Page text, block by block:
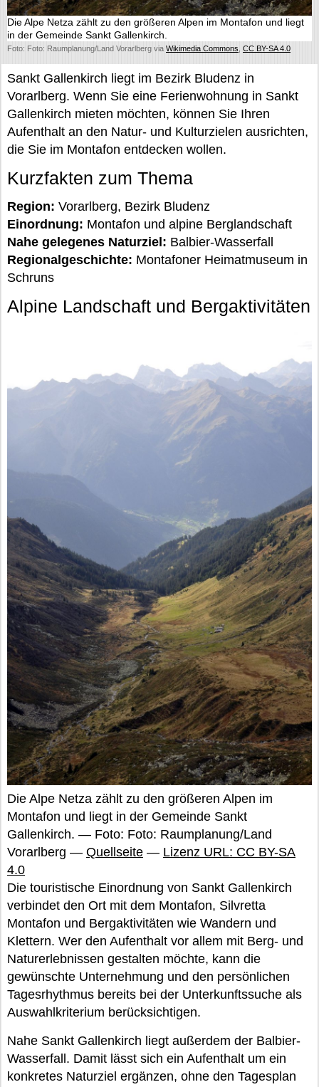
Die Alpe Netza zählt zu den größeren Alpen im Montafon und liegt
in der Gemeinde Sankt Gallenkirch.
Foto: Foto: Raumplanung/Land Vorarlberg via Wikimedia Commons CC BY-SA 4.0
Sankt Gallenkirch liegt im Bezirk Bludenz in
Vorarlberg. Wenn Sie eine Ferienwohnung in Sankt
Gallenkirch mieten möchten, können Sie Ihren
Aufenthalt an den Natur- und Kulturzielen ausrichten,
die Sie im Montafon entdecken wollen.
Kurzfakten zum Thema
Region: Vorarlberg, Bezirk Bludenz
Einordnung: Montafon und alpine Berglandschaft
Nahe gelegenes Naturziel: Balbier-Wasserfall
Regionalgeschichte: Montafoner Heimatmuseum in
Schruns
Alpine Landschaft und Bergaktivitäten
Die Alpe Netza zählt zu den größeren Alpen im
Montafon und liegt in der Gemeinde Sankt
Gallenkirch. — Foto: Foto: Raumplanung/Land
Vorarlberg — Quellseite — Lizenz URL: CC BY-SA
4.0
Die touristische Einordnung von Sankt Gallenkirch
verbindet den Ort mit dem Montafon, Silvretta
Montafon und Bergaktivitäten wie Wandern und
Klettern. Wer den Aufenthalt vor allem mit Berg- und
Naturerlebnissen gestalten möchte, kann die
gewünschte Unternehmung und den persönlichen
Tagesrhythmus bereits bei der Unterkunftssuche als
Auswahlkriterium berücksichtigen.
Nahe Sankt Gallenkirch liegt außerdem der Balbier-
Wasserfall. Damit lässt sich ein Aufenthalt um ein
konkretes Naturziel ergänzen, ohne den Tagesplan